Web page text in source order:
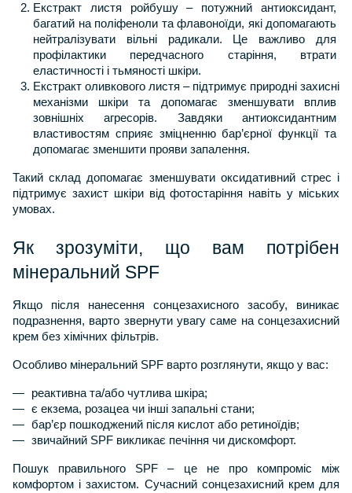
Екстракт листя ройбушу – потужний антиоксидант,
багатий на поліфеноли та флавоноїди, які допомагають
нейтралізувати вільні радикали. Це важливо для
профілактики передчасного старіння, втрати
еластичності і тьмяності шкіри.
Екстракт оливкового листя – підтримує природні захисні
механізми шкіри та допомагає зменшувати вплив
зовнішніх агресорів. Завдяки антиоксидантним
властивостям сприяє зміцненню бар’єрної функції та
допомагає зменшити прояви запалення.
Такий склад допомагає зменшувати оксидативний стрес і
підтримує захист шкіри від фотостаріння навіть у міських
умовах.
Як зрозуміти, що вам потрібен
мінеральний SPF
Якщо після нанесення сонцезахисного засобу, виникає
подразнення, варто звернути увагу саме на сонцезахисний
крем без хімічних фільтрів.
Особливо мінеральний SPF варто розглянути, якщо у вас:
реактивна та/або чутлива шкіра;
є екзема, розацеа чи інші запальні стани;
бар’єр пошкоджений після кислот або ретиноїдів;
звичайний SPF викликає печіння чи дискомфорт.
Пошук правильного SPF – це не про компроміс між
комфортом і захистом. Сучасний сонцезахисний крем для